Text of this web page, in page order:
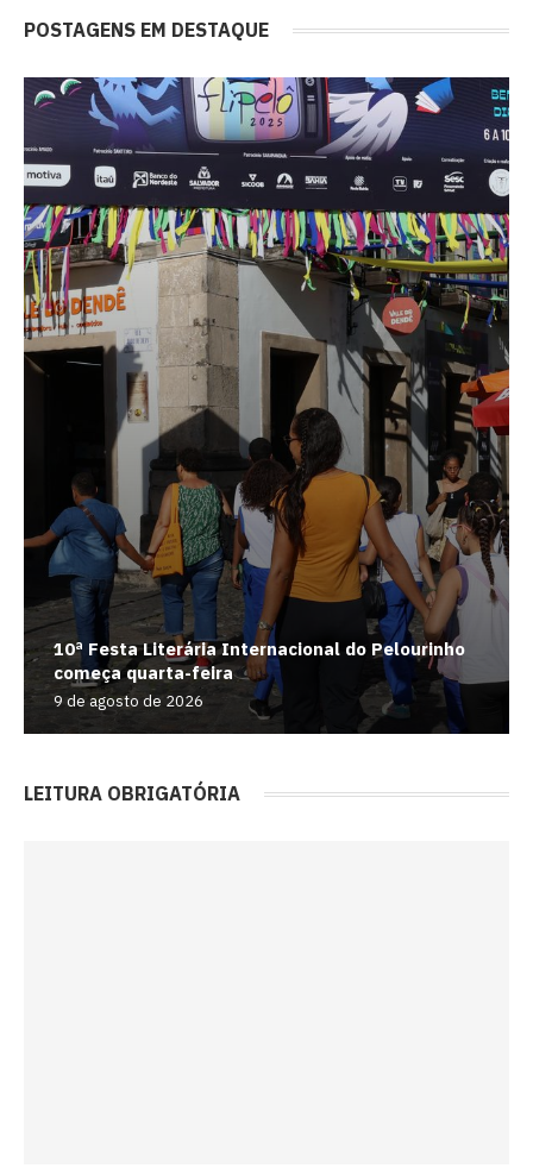
POSTAGENS EM DESTAQUE
10ª Festa Literária Internacional do Pelourinho
começa quarta-feira
9 de agosto de 2026
LEITURA OBRIGATÓRIA